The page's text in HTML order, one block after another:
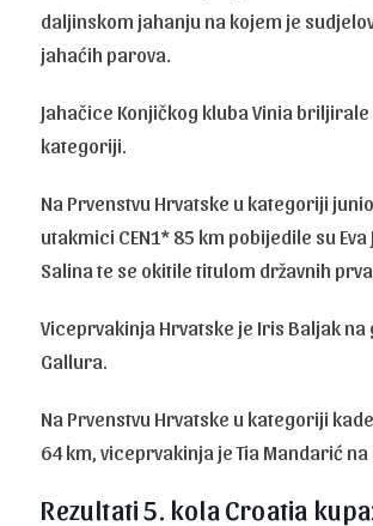
daljinskom jahanju na kojem je
jahaćih parova.
Jahačice Konjičkog kluba Vinia briljirale
kategoriji.
Na Prvenstvu Hrvatske u kategoriji
utakmici CEN1* 85 km pobijedile su Eva
Salina te se okitile titulom državnih
Viceprvakinja Hrvatske je Iris Baljak na
Gallura.
Na Prvenstvu Hrvatske u kategoriji
64 km, viceprvakinja je Tia Mandarić na
Rezultati 5. kola Croatia